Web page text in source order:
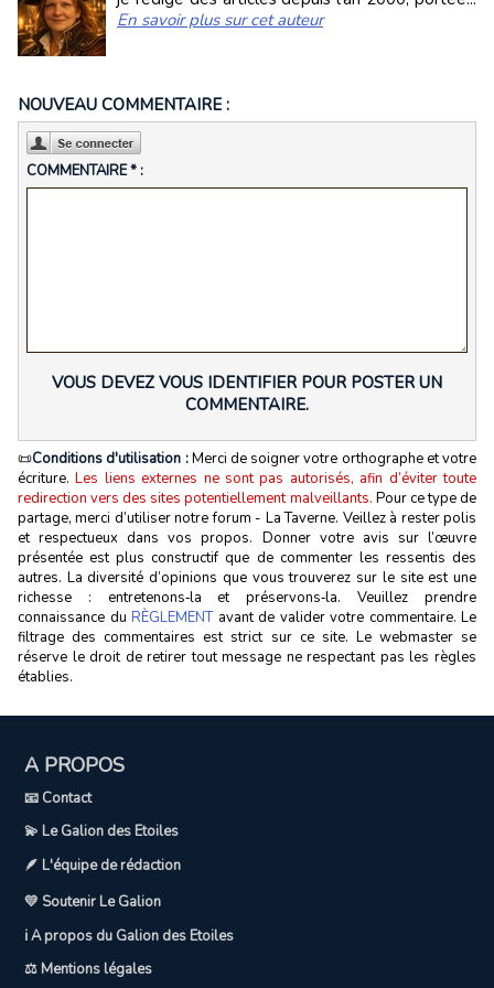
En savoir plus sur cet auteur
NOUVEAU COMMENTAIRE :
COMMENTAIRE * :
VOUS DEVEZ VOUS IDENTIFIER POUR POSTER UN
COMMENTAIRE.
📜Conditions d'utilisation :Merci de soigner votre orthographe et votre
écriture.Les liens externes ne sont pas autorisés, afin d’éviter toute
redirection vers des sites potentiellement malveillants. Pour ce type de
partage, merci d’utiliser notre forum - La Taverne. Veillez à rester polis
et respectueux dans vos propos. Donner votre avis sur l’œuvre
présentée est plus constructif que de commenter les ressentis des
autres. La diversité d’opinions que vous trouverez sur le site est une
richesse : entretenons‑la et préservons‑la. Veuillez prendre
connaissance du RÈGLEMENTavant de valider votre commentaire. Le
filtrage des commentaires est strict sur ce site. Le webmaster se
réserve le droit de retirer tout message ne respectant pas les règles
établies.
A PROPOS
📧 Contact
💫 Le Galion des Etoiles
🪶 L'équipe de rédaction
💛 Soutenir Le Galion
ℹ️ A propos du Galion des Etoiles
⚖️ Mentions légales